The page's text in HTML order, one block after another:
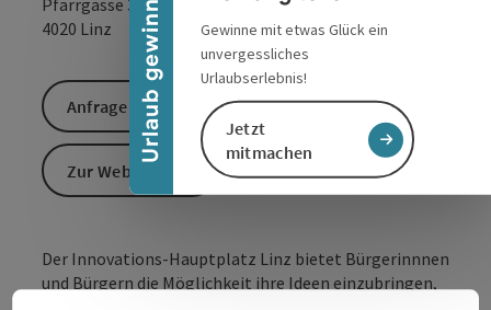
Urlaub gewinnen
Gewinne mit etwas Glück ein
unvergessliches
Urlaubserlebnis!
Jetzt
mitmachen
Pfarrgasse 3
4020 Linz in Google
Der Innovations-Hauptplatz Linz bietet Bürgerinnnen
und Bürgern die Möglichkeit ihre Ideen einzubringen,
Anfrage senden
Zur Website